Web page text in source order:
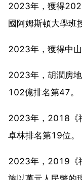
2023年，獲得
國阿姆斯頓大學班
2023年，獲得中山
2023年，胡潤房
102億排名第47。
2023年，2018《
卓林排名第19位。
2023年，2019《